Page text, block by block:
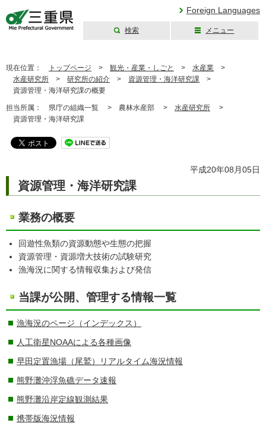
Foreign Languages
検索 メニュー
現在位置： トップページ > 観光・産業・しごと > 水産業 >
水産研究所 > 研究所の紹介 > 資源管理・海洋研究課 >
資源管理・海洋研究課の概要
担当所属： 県庁の組織一覧 > 農林水産部 > 水産研究所 >
資源管理・海洋研究課
平成20年08月05日
資源管理・海洋研究課
業務の概要
回遊性魚類の資源動態や生態の把握
資源管理・資源増大技術の試験研究
漁海況に関する情報収集および発信
当課が公開、管理する情報一覧
漁海況のページ（インデックス）
人工衛星NOAAによる各種画像
早田定置漁場（尾鷲）リアルタイム海況情報
熊野灘沖浮魚礁データ速報
熊野灘沿岸定線観測結果
携帯版海況情報